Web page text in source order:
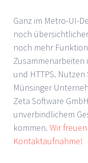
Ganz im Metro-UI-
noch
noch mehr
Zusammenarbeiten
und HTTPS.
Münsinger
Zeta Software
unverbindlichem
kommen. Wir
Kontaktaufnahme!